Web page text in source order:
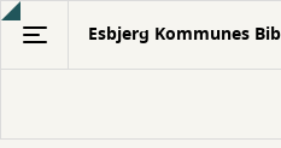
Gå
hovedindhold
Esbjerg Kommunes